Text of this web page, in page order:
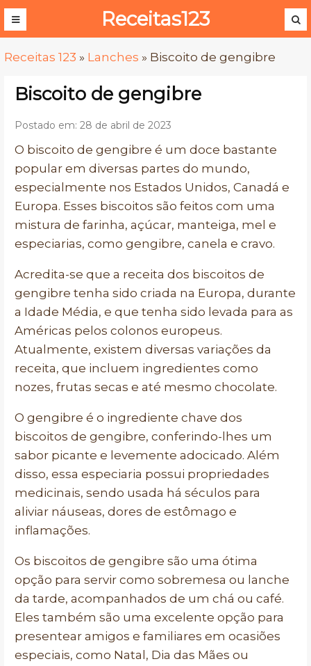
Receitas123
Receitas 123 » Lanches » Biscoito de gengibre
Biscoito de gengibre
Postado em: 28 de abril de 2023
O biscoito de gengibre é um doce bastante
popular em diversas partes do mundo,
especialmente nos Estados Unidos, Canadá e
Europa. Esses biscoitos são feitos com uma
mistura de farinha, açúcar, manteiga, mel e
especiarias, como gengibre, canela e cravo.
Acredita-se que a receita dos biscoitos de
gengibre tenha sido criada na Europa, durante
a Idade Média, e que tenha sido levada para as
Américas pelos colonos europeus.
Atualmente, existem diversas variações da
receita, que incluem ingredientes como
nozes, frutas secas e até mesmo chocolate.
O gengibre é o ingrediente chave dos
biscoitos de gengibre, conferindo-lhes um
sabor picante e levemente adocicado. Além
disso, essa especiaria possui propriedades
medicinais, sendo usada há séculos para
aliviar náuseas, dores de estômago e
inflamações.
Os biscoitos de gengibre são uma ótima
opção para servir como sobremesa ou lanche
da tarde, acompanhados de um chá ou café.
Eles também são uma excelente opção para
presentear amigos e familiares em ocasiões
especiais, como Natal, Dia das Mães ou